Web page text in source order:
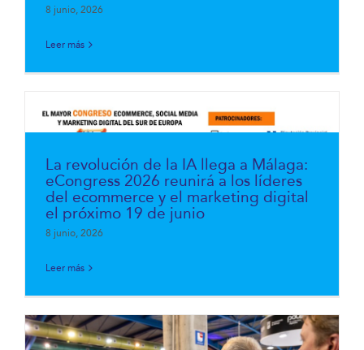
8 junio, 2026
Leer más
La revolución de la IA llega a Málaga:
eCongress 2026 reunirá a los líderes
del ecommerce y el marketing digital
el próximo 19 de junio
8 junio, 2026
Leer más